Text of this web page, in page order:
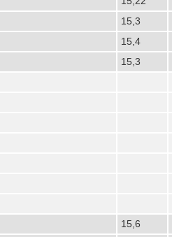
15,3
15,4
15,3
15,6